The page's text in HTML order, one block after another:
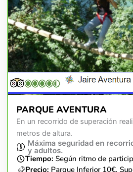
PARQUE AVENTURA
En un recorrido de superación
metros de altura.
Máxima seguridad en
y adultos.
Tiempo: Según ritmo de
Precio: Parque Inferior 10€,